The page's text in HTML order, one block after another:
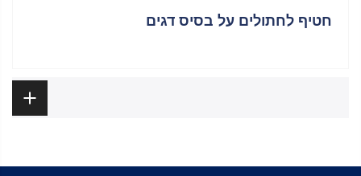
חטיף לחתולים על בסיס דגים